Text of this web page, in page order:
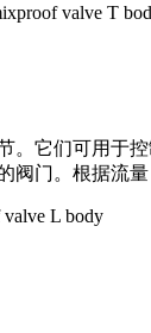
。它们可用于
阀门。根据流